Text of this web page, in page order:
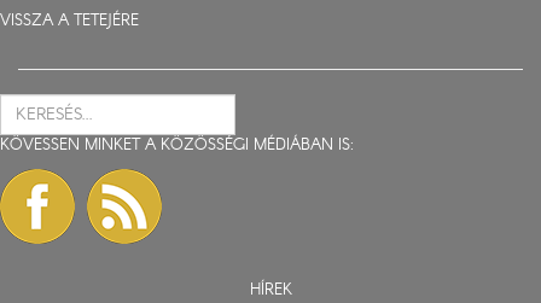
VISSZA A TETEJÉRE
KÖVESSEN MINKET A KÖZÖSSÉGI MÉDIÁBAN IS:
HÍREK